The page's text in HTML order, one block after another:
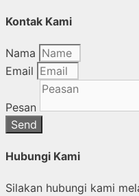
Kontak Kami
Nama
Email
Pesan
Send
Hubungi Kami
Silakan hubungi kami